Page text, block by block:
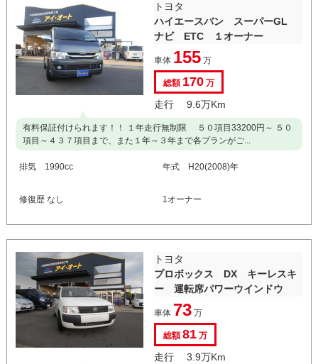
トヨタ
ハイエースバン スーパーGL
ナビ ETC １オーナー
車体 155万
総額 170万
走行 9.6万Km
有料保証付けられます！！ １年走行無制限 ５０項目33200円～ ５０
項目～４３７項目まで、また１年～３年まで各プランがご...
排気 1990cc 年式 H20(2008)年
修復歴 なし 1オーナー
トヨタ
プロボックス DX キーレスキ
ー 運転席パワーウインドウ
車体 73万
総額81万
走行 3.9万Km